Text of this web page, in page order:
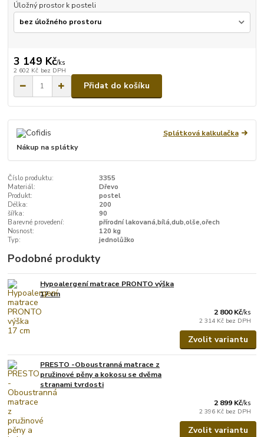
Úložný prostor k posteli
3 149 Kč/ks
2 602 Kč bez DPH
Přidat do košíku
Splátková kalkulačka
Nákup na splátky
Číslo produktu:
3355
Materiál:
Dřevo
Produkt:
postel
Délka:
200
šířka:
90
Barevné provedení:
přírodní lakovaná,bílá,dub,olše,ořech
Nosnost:
120 kg
Typ:
jednolůžko
Podobné produkty
Hypoalergení matrace PRONTO výška
17 cm
2 800 Kč/ks
2 314 Kč bez DPH
Zvolit variantu
PRESTO -Oboustranná matrace z
pružinové pěny a kokosu se dvěma
stranami tvrdosti
2 899 Kč/ks
2 396 Kč bez DPH
Zvolit variantu